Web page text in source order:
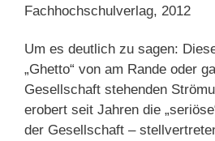
Fachhochschulverlag, 2012
Um es deutlich zu sagen:
„Ghetto“ von am Rande oder
Gesellschaft stehenden
erobert seit Jahren die
der Gesellschaft –